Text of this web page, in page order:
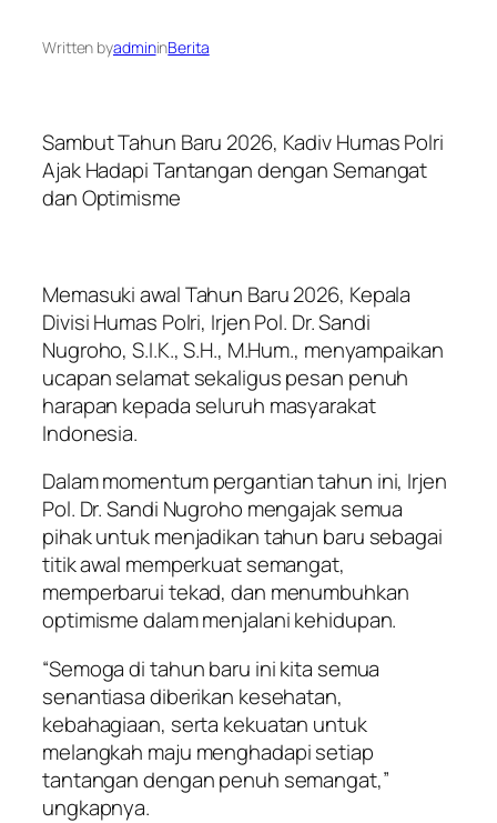
Written byadmininBerita
Sambut Tahun Baru 2026, Kadiv Humas Polri
Ajak Hadapi Tantangan dengan Semangat
dan Optimisme
Memasuki awal Tahun Baru 2026, Kepala
Divisi Humas Polri, Irjen Pol. Dr. Sandi
Nugroho, S.I.K., S.H., M.Hum., menyampaikan
ucapan selamat sekaligus pesan penuh
harapan kepada seluruh masyarakat
Indonesia.
Dalam momentum pergantian tahun ini, Irjen
Pol. Dr. Sandi Nugroho mengajak semua
pihak untuk menjadikan tahun baru sebagai
titik awal memperkuat semangat,
memperbarui tekad, dan menumbuhkan
optimisme dalam menjalani kehidupan.
“Semoga di tahun baru ini kita semua
senantiasa diberikan kesehatan,
kebahagiaan, serta kekuatan untuk
melangkah maju menghadapi setiap
tantangan dengan penuh semangat,”
ungkapnya.